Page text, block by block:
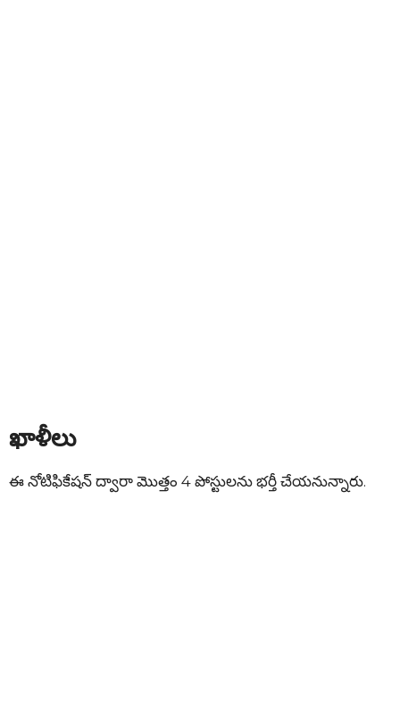
ఖాళీలు
ఈ నోటిఫికేషన్ ద్వారా మొత్తం 4 పోస్టులను భర్తీ చేయనున్నారు.